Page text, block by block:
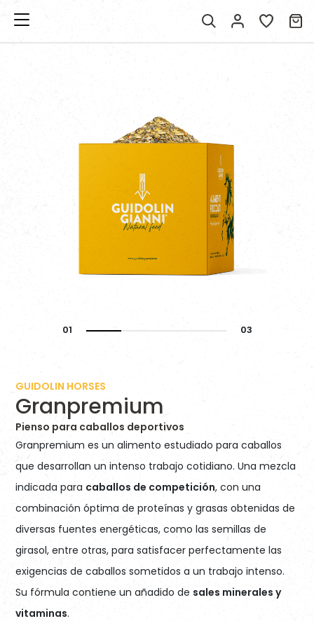
GUIDOLIN HORSES
Granpremium
Pienso para caballos deportivos
Granpremium es un alimento estudiado para caballos
que desarrollan un intenso trabajo cotidiano. Una mezcla
indicada para caballos de competición, con una
combinación óptima de proteínas y grasas obtenidas de
diversas fuentes energéticas, como las semillas de
girasol, entre otras, para satisfacer perfectamente las
exigencias de caballos sometidos a un trabajo intenso.
Su fórmula contiene un añadido de sales minerales y
vitaminas.